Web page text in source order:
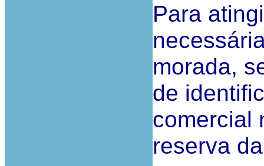
Para
morada,
de
comercial
reserva